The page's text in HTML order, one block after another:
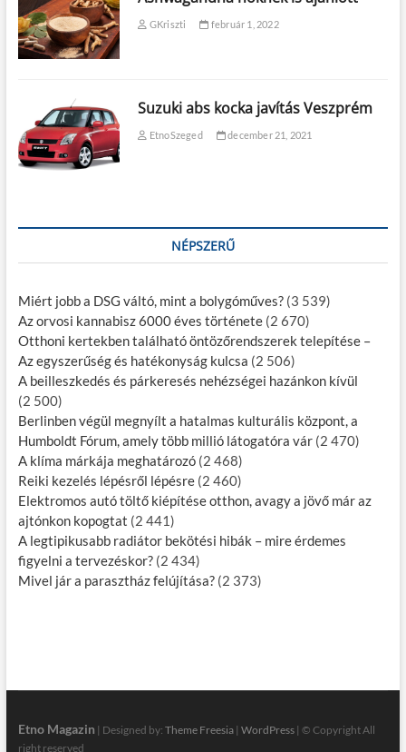
GKriszti február 1, 2022
Suzuki abs kocka javítás Veszprém
EtnoSzeged december 21, 2021
NÉPSZERŰ
Miért jobb a DSG váltó, mint a bolygóműves? (3 539)
Az orvosi kannabisz 6000 éves története (2 670)
Otthoni kertekben található öntözőrendszerek telepítése –
Az egyszerűség és hatékonyság kulcsa (2 506)
A beilleszkedés és párkeresés nehézségei hazánkon kívül
(2 500)
Berlinben végül megnyílt a hatalmas kulturális központ, a
Humboldt Fórum, amely több millió látogatóra vár (2 470)
A klíma márkája meghatározó (2 468)
Reiki kezelés lépésről lépésre (2 460)
Elektromos autó töltő kiépítése otthon, avagy a jövő már az
ajtónkon kopogtat (2 441)
A legtipikusabb radiátor bekötési hibák – mire érdemes
figyelni a tervezéskor? (2 434)
Mivel jár a parasztház felújítása? (2 373)
Etno Magazin | Designed by: Theme Freesia| WordPress| © Copyright All
right reserved